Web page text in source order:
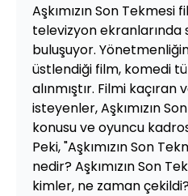
Aşkımızın Son Tekmesi
televizyon
buluşuyor.
üstlendiği film, komedi
alınmıştır. Filmi
isteyenler, Aşkımızın
konusu ve oyuncu
Peki, "Aşkımızın Son
nedir? Aşkımızın Son
kimler, ne zaman